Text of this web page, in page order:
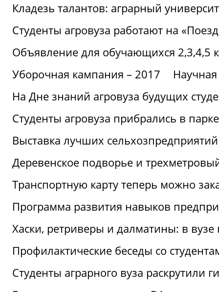
Кладезь талантов: аграрный
Студенты агровуза работают на
Объявление для обучающихся 2,3,4,5
Уборочная кампания – 2017
На Дне знаний агровуза будущих
Студенты агровуза прибрались в
Выставка лучших
Деревенское подворье и
Транспортную карту теперь можно
Программа развития навыков
Хаски, ретриверы и далматины: в вузе
Профилактические беседы со
Студенты аграрного вуза раскрутили